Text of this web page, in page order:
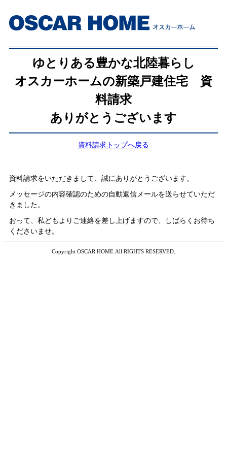
ゆとりある豊かな北陸暮らし
オスカーホームの新築戸建住宅 資
料請求
ありがとうございます
資料請求トップへ戻る
資料請求をいただきまして、誠にありがとうございます。
メッセージの内容確認のための自動返信メールを送らせていただ
きました。
おって、私どもよりご連絡を差し上げますので、しばらくお待ち
くださいませ。
Copyright OSCAR HOME.All RIGHTS RESERVED.